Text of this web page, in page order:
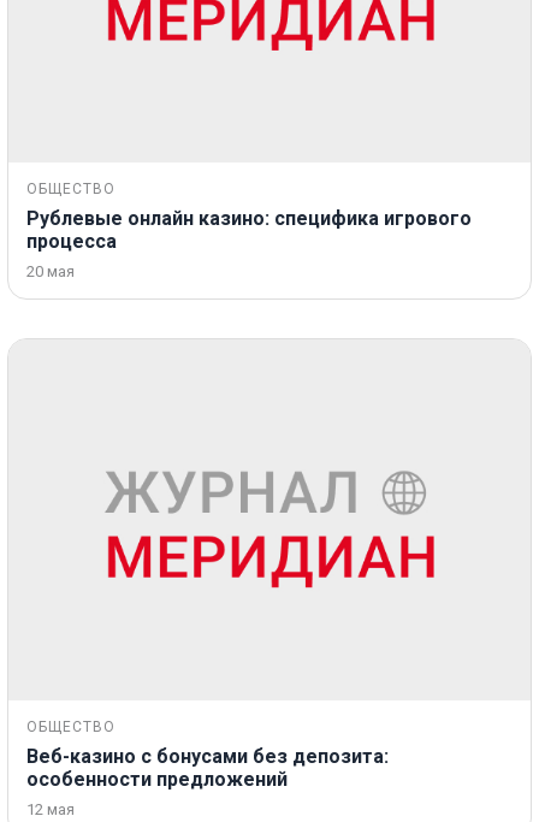
ОБЩЕСТВО
Рублевые онлайн казино: специфика игрового
процесса
20 мая
ОБЩЕСТВО
Веб-казино с бонусами без депозита:
особенности предложений
12 мая